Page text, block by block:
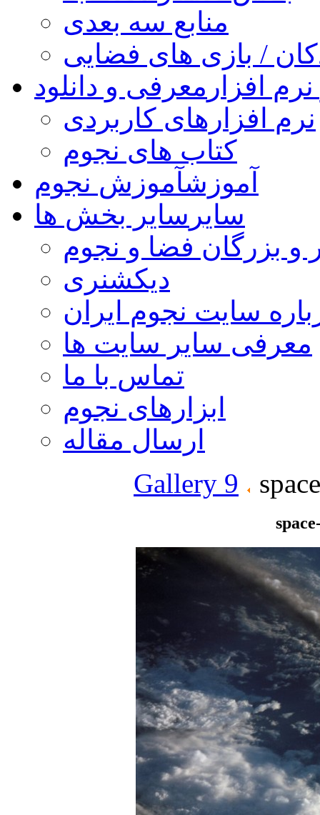
منابع سه بعدی
/ بازی های فضایی
افزار معرفی و دانلود
نرم افزارهای کاربردی
کتاب های نجوم
آموزشآموزش نجوم
سایر سایر بخش ها
و بزرگان فضا و نجوم
دیکشنری
سایت نجوم ایران
معرفی سایر سایت ها
تماس با ما
ابزارهای نجوم
ارسال مقاله
Gallery 9